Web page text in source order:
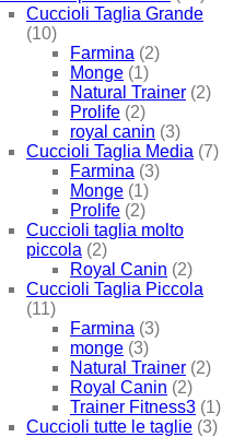
Cuccioli Taglia Grande
(10)
Farmina (2)
Monge (1)
Natural Trainer (2)
Prolife (2)
royal canin (3)
Cuccioli Taglia Media (7)
Farmina (3)
Monge (1)
Prolife (2)
Cuccioli taglia molto
piccola (2)
Royal Canin (2)
Cuccioli Taglia Piccola
(11)
Farmina (3)
monge (3)
Natural Trainer (2)
Royal Canin (2)
Trainer Fitness3 (1)
Cuccioli tutte le taglie (3)